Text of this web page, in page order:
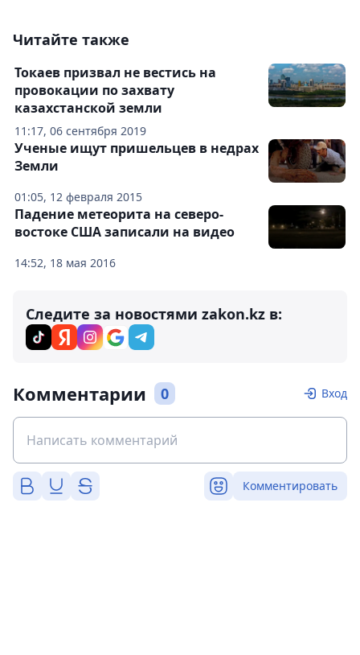
Читайте также
11:17, 06 сентября 2019
Токаев призвал не вестись на
провокации по захвату
казахстанской земли
01:05, 12 февраля 2015
Ученые ищут пришельцев в недрах
Земли
14:52, 18 мая 2016
Падение метеорита на северо-
востоке США записали на видео
Следите за новостями zakon.kz в:
Комментарии 0 Вход
Комментировать